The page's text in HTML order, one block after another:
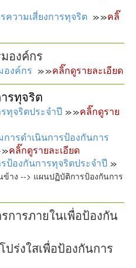
ความเสี่ยงการทุจริต
คลิ๊
องค์กร
องค์กร คลิ๊กดูรายละเอียด
รทุจริต
ทุจริตประจำปี
คลิ๊กดูราย
ารดำเนินการป้องกันการ
คลิ๊กดูรายละเอียด
ป้องกันการทุจริตประจำปี
ข้าง --> แผนปฏิบัติการป้องกันการ
การภายในเพื่อป้องกัน
ปร่งใสเพื่อป้องกันการ